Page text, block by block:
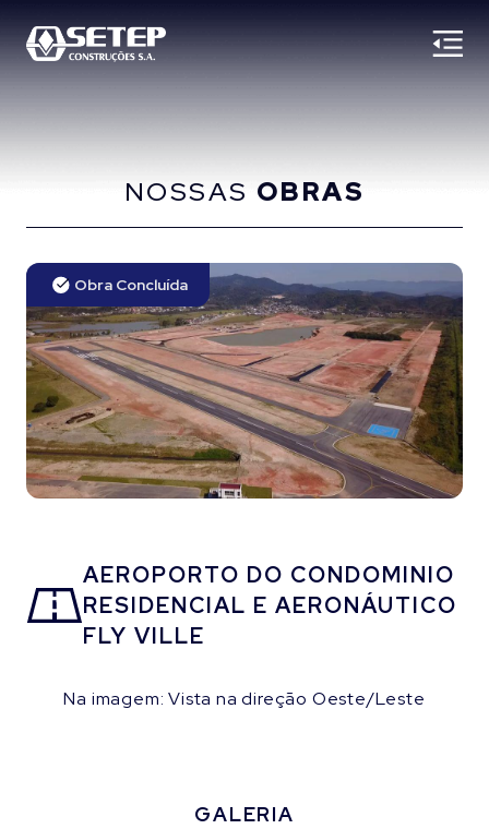
NOSSAS OBRAS
Obra Concluída
AEROPORTO DO CONDOMINIO
RESIDENCIAL E AERONÁUTICO
FLY VILLE
Na imagem: Vista na direção Oeste/Leste
GALERIA